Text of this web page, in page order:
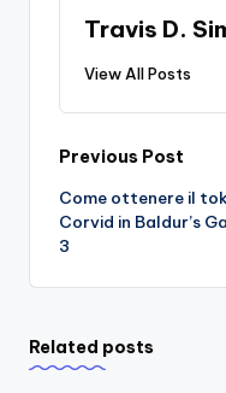
Travis D.
View All Posts
Post
Previous Post
Come ottenere il
Corvid in Baldur’s
3
Related posts